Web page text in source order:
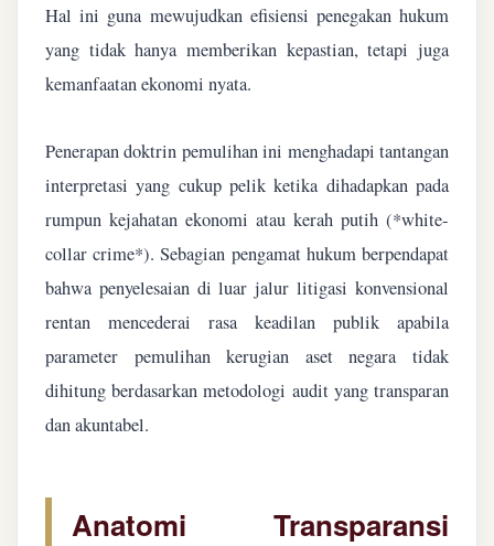
Hal ini guna mewujudkan efisiensi penegakan hukum
yang tidak hanya memberikan kepastian, tetapi juga
kemanfaatan ekonomi nyata.
Penerapan doktrin pemulihan ini menghadapi tantangan
interpretasi yang cukup pelik ketika dihadapkan pada
rumpun kejahatan ekonomi atau kerah putih (*white-
collar crime*). Sebagian pengamat hukum berpendapat
bahwa penyelesaian di luar jalur litigasi konvensional
rentan mencederai rasa keadilan publik apabila
parameter pemulihan kerugian aset negara tidak
dihitung berdasarkan metodologi audit yang transparan
dan akuntabel.
Anatomi Transparansi